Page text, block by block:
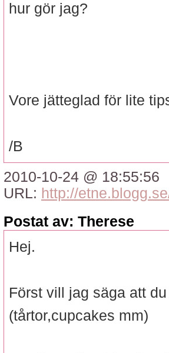
hur gör jag?
Vore jätteglad för lite
/B
2010-10-24 @ 18:55:56
URL: http://
Postat av: Therese
Hej.
Först vill jag säga att
(tårtor,cupcakes mm)